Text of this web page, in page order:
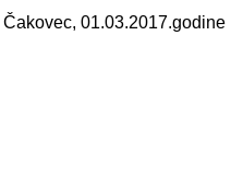
Čakovec, 01.03.2017.godine